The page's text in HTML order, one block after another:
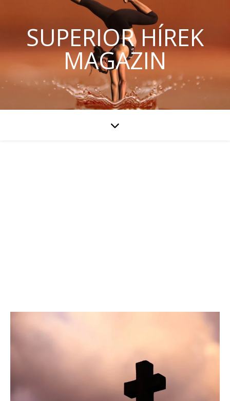
SUPERIOR HÍREK
MAGAZIN